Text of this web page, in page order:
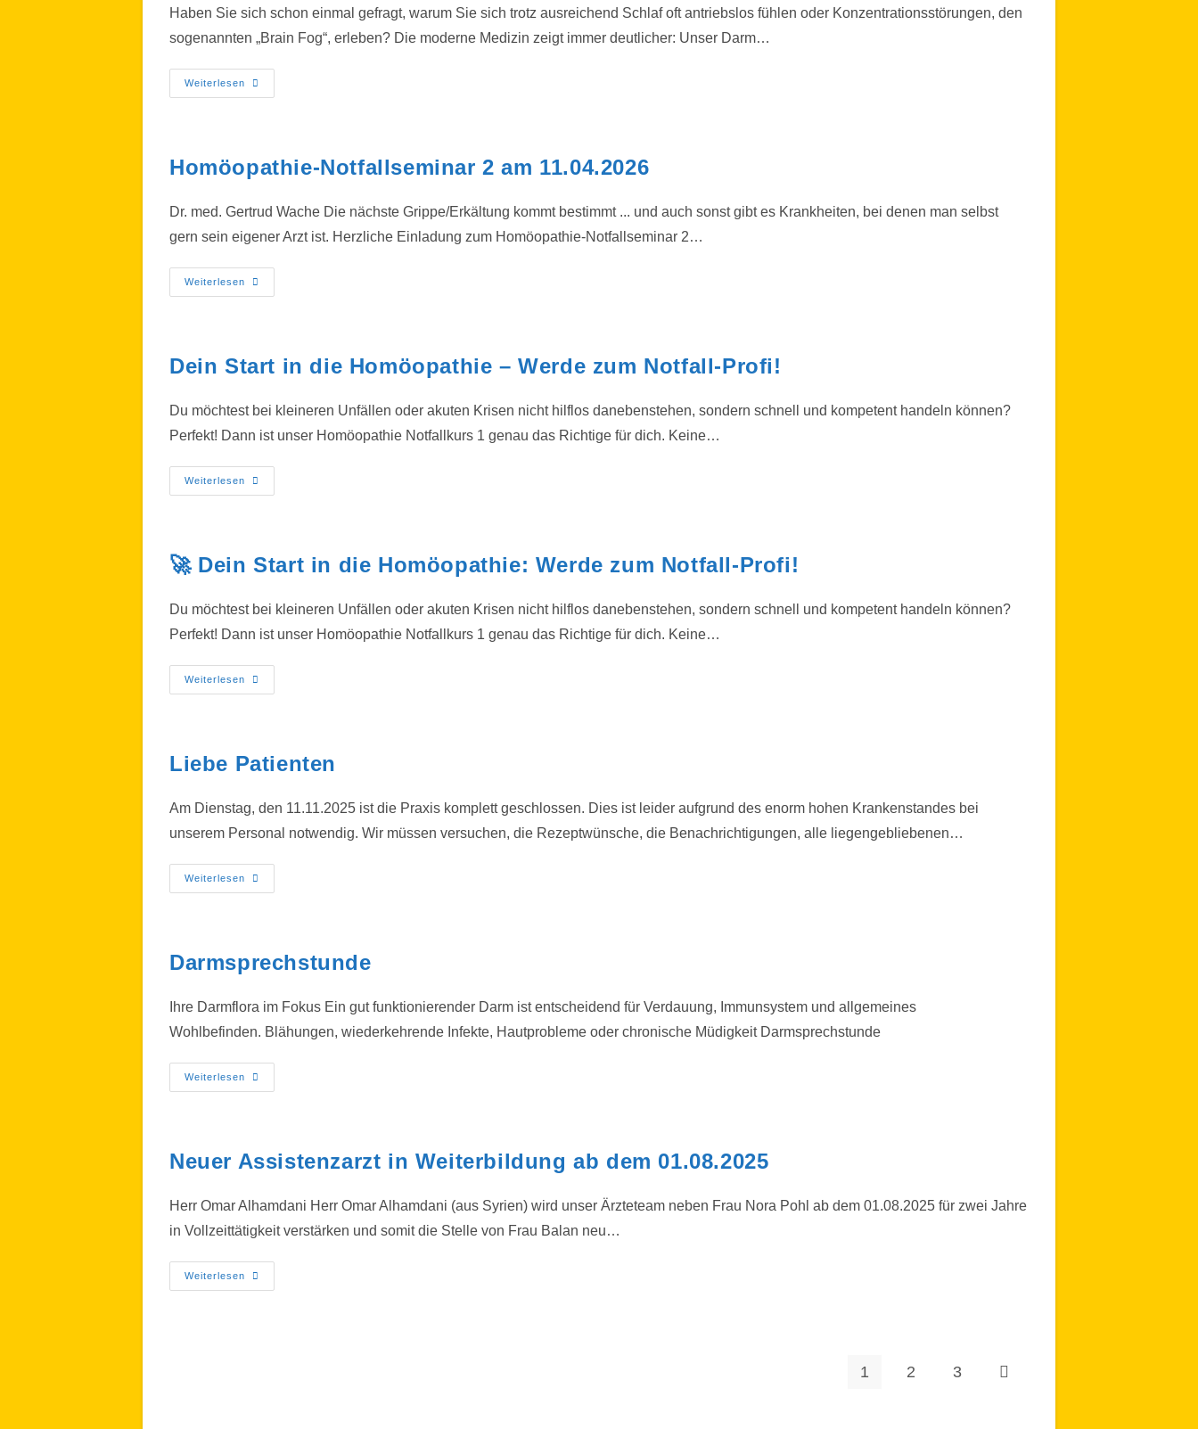
Haben Sie sich schon einmal gefragt, warum Sie sich trotz ausreichend Schlaf oft antriebslos fühlen oder Konzentrationsstörungen, den
sogenannten „Brain Fog“, erleben? Die moderne Medizin zeigt immer deutlicher: Unser Darm…
Weiterlesen
Homöopathie-Notfallseminar 2 am 11.04.2026
Dr. med. Gertrud Wache Die nächste Grippe/Erkältung kommt bestimmt ... und auch sonst gibt es Krankheiten, bei denen man selbst
gern sein eigener Arzt ist. Herzliche Einladung zum Homöopathie-Notfallseminar 2…
Weiterlesen
Dein Start in die Homöopathie – Werde zum Notfall-Profi!
Du möchtest bei kleineren Unfällen oder akuten Krisen nicht hilflos danebenstehen, sondern schnell und kompetent handeln können?
Perfekt! Dann ist unser Homöopathie Notfallkurs 1 genau das Richtige für dich. Keine…
Weiterlesen
🚀 Dein Start in die Homöopathie: Werde zum Notfall-Profi!
Du möchtest bei kleineren Unfällen oder akuten Krisen nicht hilflos danebenstehen, sondern schnell und kompetent handeln können?
Perfekt! Dann ist unser Homöopathie Notfallkurs 1 genau das Richtige für dich. Keine…
Weiterlesen
Liebe Patienten
Am Dienstag, den 11.11.2025 ist die Praxis komplett geschlossen. Dies ist leider aufgrund des enorm hohen Krankenstandes bei
unserem Personal notwendig. Wir müssen versuchen, die Rezeptwünsche, die Benachrichtigungen, alle liegengebliebenen…
Weiterlesen
Darmsprechstunde
Ihre Darmflora im Fokus Ein gut funktionierender Darm ist entscheidend für Verdauung, Immunsystem und allgemeines
Wohlbefinden. Blähungen, wiederkehrende Infekte, Hautprobleme oder chronische Müdigkeit Darmsprechstunde
Weiterlesen
Neuer Assistenzarzt in Weiterbildung ab dem 01.08.2025
Herr Omar Alhamdani Herr Omar Alhamdani (aus Syrien) wird unser Ärzteteam neben Frau Nora Pohl ab dem 01.08.2025 für zwei Jahre
in Vollzeittätigkeit verstärken und somit die Stelle von Frau Balan neu…
Weiterlesen
1 2 3